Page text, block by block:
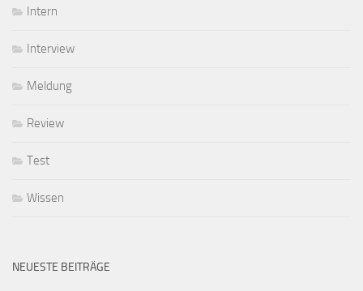
Intern
Interview
Meldung
Review
Test
Wissen
NEUESTE BEITRÄGE